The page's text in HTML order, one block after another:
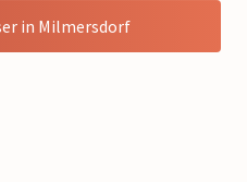
in Milmersdorf